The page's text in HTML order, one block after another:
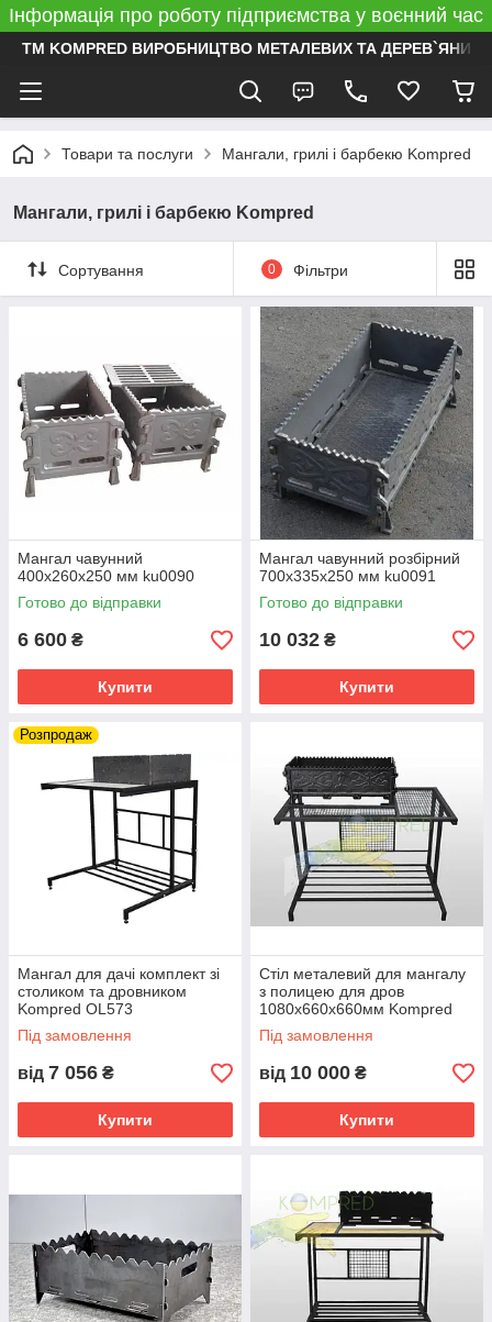
Інформація про роботу підприємства у воєнний час
ТМ KOMPRED ВИРОБНИЦТВО МЕТАЛЕВИХ ТА ДЕРЕВ`ЯНИХ
Товари та послуги Мангали, грилі і барбекю Kompred
Мангали, грилі і барбекю Kompred
Сортування 0 Фільтри
Мангал чавунний
400х260х250 мм ku0090
Готово до відправки
6 600 ₴
Купити
Мангал чавунний розбірний
700х335х250 мм ku0091
Готово до відправки
10 032 ₴
Купити
Розпродаж
Мангал для дачі комплект зі
столиком та дровником
Kompred OL573
Під замовлення
від 7 056 ₴
Купити
Стіл металевий для мангалу
з полицею для дров
1080х660х660мм Kompred
OL481
Під замовлення
від 10 000 ₴
Купити